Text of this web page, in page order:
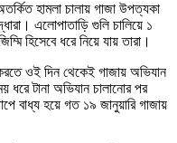
হামলা চালায় গাজা উপত্যকা
এলোপাতাড়ি গুলি চালিয়ে ১
হিসেবে ধরে নিয়ে যায় তারা।
ওই দিন থেকেই গাজায় অভিযান
ধরে টানা অভিযান চালানোর পর
বাধ্য হয়ে গত ১৯ জানুয়ারি গাজায়